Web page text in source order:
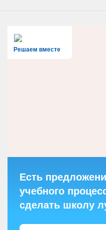
Решаем вместе
Есть
учебного
сделать школу